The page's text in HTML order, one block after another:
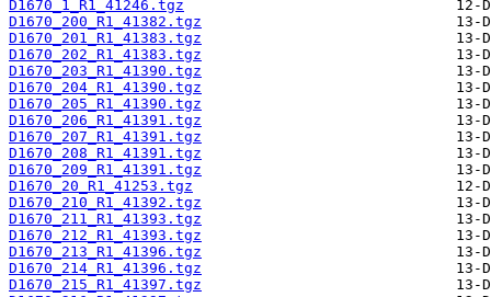
D1670_1_R1_41246.tgz
D1670_200_R1_41382.tgz
D1670_201_R1_41383.tgz
D1670_202_R1_41383.tgz
D1670_203_R1_41390.tgz
D1670_204_R1_41390.tgz
D1670_205_R1_41390.tgz
D1670_206_R1_41391.tgz
D1670_207_R1_41391.tgz
D1670_208_R1_41391.tgz
D1670_209_R1_41391.tgz
D1670_20_R1_41253.tgz
D1670_210_R1_41392.tgz
D1670_211_R1_41393.tgz
D1670_212_R1_41393.tgz
D1670_213_R1_41396.tgz
D1670_214_R1_41396.tgz
D1670_215_R1_41397.tgz